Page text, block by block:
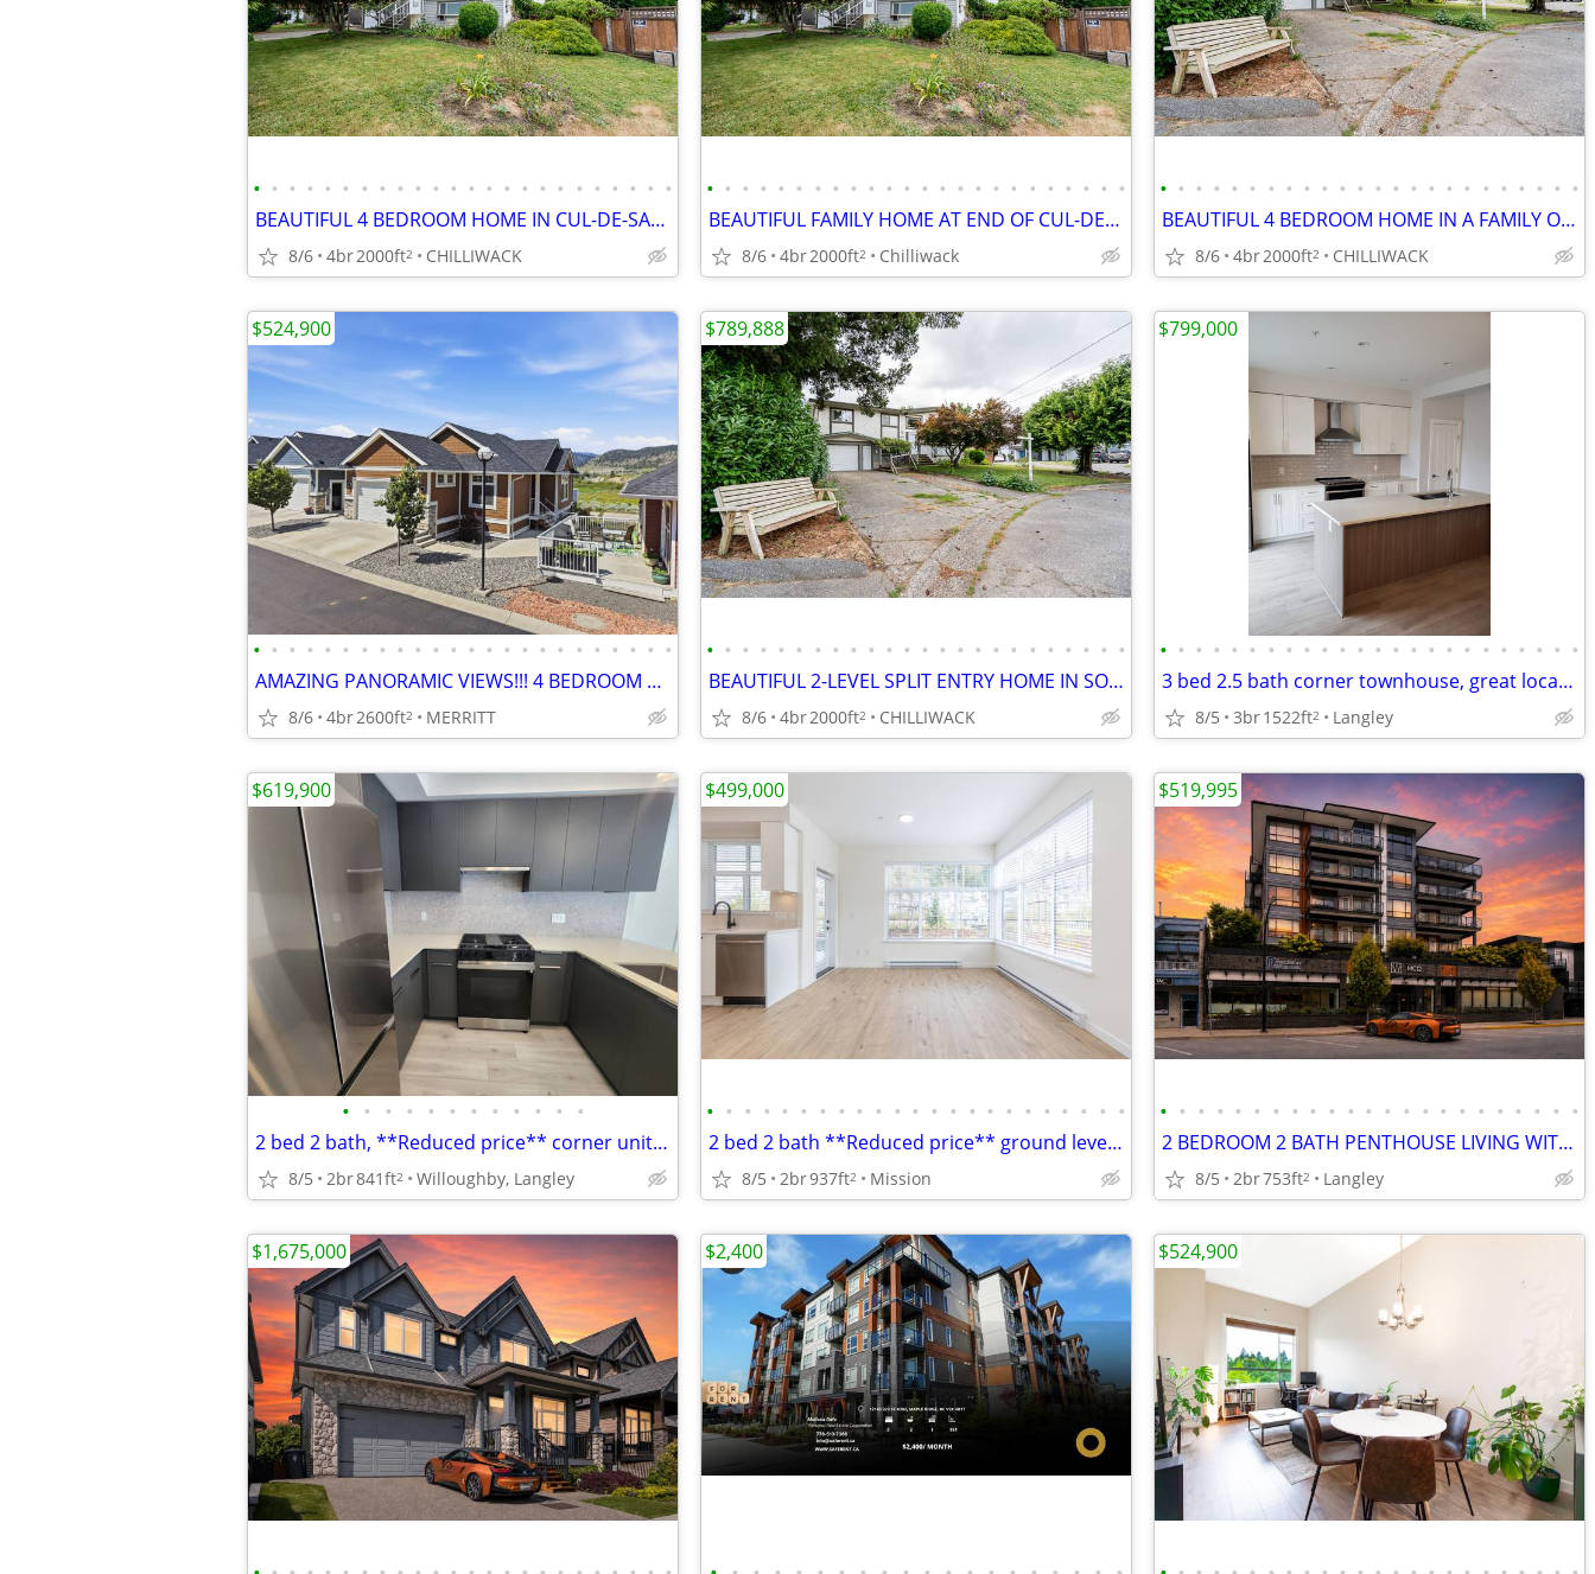
• • • • • • • • • • • • • • • • • • • • • • • •
BEAUTIFUL 4 BEDROOM HOME IN CUL-DE-SAC WITH A BEAUTIFUL YARD !!
8/6 4br2000ft2 CHILLIWACK
• • • • • • • • • • • • • • • • • • • • • • • •
BEAUTIFUL FAMILY HOME AT END OF CUL-DE-SAC WITH NICE YARD !!!!
8/6 4br2000ft2 Chilliwack
• • • • • • • • • • • • • • • • • • • • • • • •
BEAUTIFUL 4 BEDROOM HOME IN A FAMILY ORIENTED CUL-DE-SAC
8/6 4br2000ft2 CHILLIWACK
• • • • • • • • • • • • • • • • • • • • • • • •
AMAZING PANORAMIC VIEWS!!! 4 BEDROOM HOME WITH MASTER ON MAIN
8/6 4br2600ft2 MERRITT
$524,900
• • • • • • • • • • • • • • • • • • • • • • • •
BEAUTIFUL 2-LEVEL SPLIT ENTRY HOME IN SOUTH CHILLIWACK IN CUL-DE-SAC
8/6 4br2000ft2 CHILLIWACK
$789,888
• • • • • • • • • • • • • • • • • • • • • • • •
3 bed 2.5 bath corner townhouse, great location
8/5 3br1522ft2 Langley
$799,000
• • • • • • • • • • • •
2 bed 2 bath, **Reduced price** corner unit at The Hive 2, Willoughby
8/5 2br841ft2 Willoughby, Langley
$619,900
• • • • • • • • • • • • • • • • • • • • • • •
2 bed 2 bath **Reduced price** ground level corner condo, Vista
8/5 2br937ft2 Mission
$499,000
• • • • • • • • • • • • • • • • • • • • • • •
2 BEDROOM 2 BATH PENTHOUSE LIVING WITH 14-FOOT CEILINGS!
8/5 2br753ft2 Langley
$519,995
$1,675,000 $2,400 $524,900